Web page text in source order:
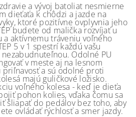
a vývoj batoliat nesmierne
dieťaťa k chôdzi a jazde na
ktoré pozitívne ovplyvnia jeho
budete od malička rozvíjať u
a aktívnemu tráveniu voľného
5 v 1 spestrí každú vašu
Odolné PU
v meste aj na lesnom
a sú odolné proti
majú guličkové ložisko.
voľného kolesa - keď je dieťa
pohon kolies, vďaka čomu sa
šliapať do pedálov bez toho, aby
ovládať rýchlosť a smer jazdy.